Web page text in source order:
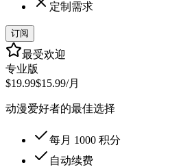
定制需求
订阅
最受欢迎
专业版
$19.99$15.99/月
动漫爱好者的最佳选择
每月 1000 积分
自动续费